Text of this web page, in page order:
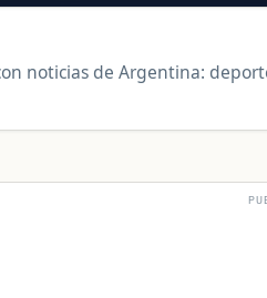
noticias de Argentina: